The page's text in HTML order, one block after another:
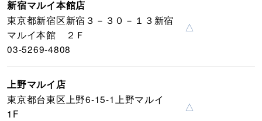
新宿マルイ本館店
東京都新宿区新宿３－３０－１３新宿
マルイ本館 ２Ｆ
03-5269-4808
△
上野マルイ店
東京都台東区上野6-15-1上野マルイ
1F
△